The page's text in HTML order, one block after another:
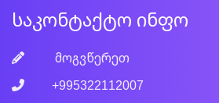
საკონტაქტო ინფო
მოგვწერეთ
+995322112007